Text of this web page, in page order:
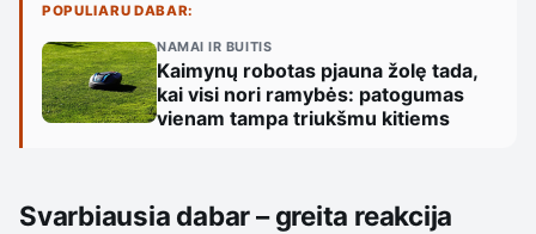
POPULIARU DABAR:
NAMAI IR BUITIS
Kaimynų robotas pjauna žolę tada,
kai visi nori ramybės: patogumas
vienam tampa triukšmu kitiems
Svarbiausia dabar – greita reakcija